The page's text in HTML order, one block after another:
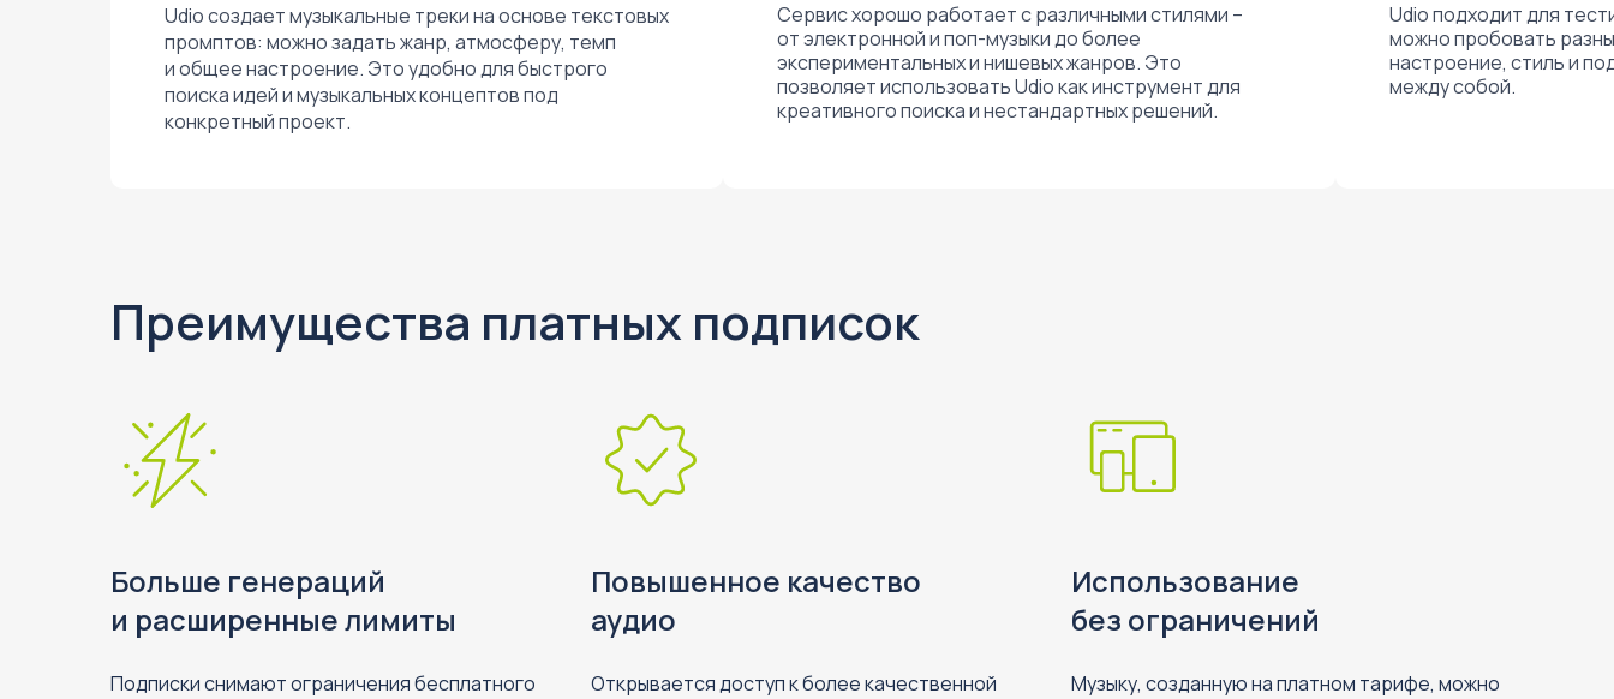
Udio создает музыкальные треки на основе текстовых
промптов: можно задать жанр, атмосферу, темп
и общее настроение. Это удобно для быстрого
поиска идей и музыкальных концептов под
конкретный проект.
Сервис хорошо работает с различными стилями –
от электронной и поп-музыки до более
экспериментальных и нишевых жанров. Это
позволяет использовать Udio как инструмент для
креативного поиска и нестандартных решений.
Udio подходит для
можно пробовать
настроение, стиль и
между собой.
Преимущества платных подписок
Больше генераций
и расширенные лимиты
Подписки снимают ограничения бесплатного
Повышенное качество
аудио
Открывается доступ к более качественной
Использование
без ограничений
Музыку, созданную на платном тарифе, можно